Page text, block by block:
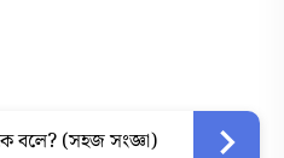
বলে? (সহজ সংজ্ঞা)